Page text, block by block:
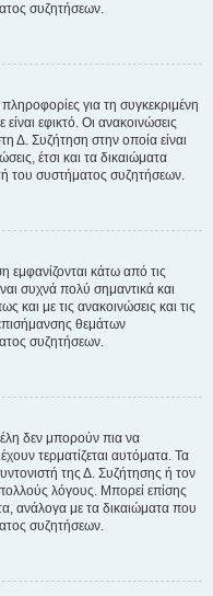
συζητήσεων.
για τη συγκεκριμένη
εφικτό. Οι ανακοινώσεις
Δ. Συζήτηση στην οποία είναι
έτσι και τα δικαιώματα
του συστήματος συζητήσεων.
κάτω από τις
συχνά πολύ σημαντικά και
και με τις ανακοινώσεις και τις
επισήμανσης θεμάτων
συζητήσεων.
δεν μπορούν πια να
τερματίζεται αυτόματα. Τα
της Δ. Συζήτησης ή τον
λόγους. Μπορεί επίσης
ανάλογα με τα δικαιώματα που
συζητήσεων.